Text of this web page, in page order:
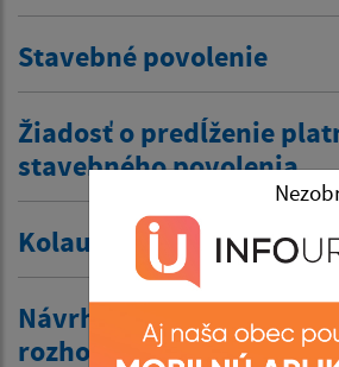
Stavebné povolenie
Žiadosť o predĺženie
stavebného povolenia
Kolaudačné rozhodnutie
Návrh na vydanie
rozhodnutia